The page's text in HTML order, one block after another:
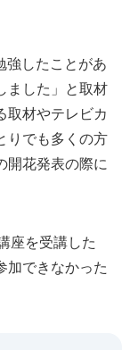
強したことがあ
ました」と取材
取材やテレビカ
りでも多くの方
開花発表の際に
座を受講した
加できなかった